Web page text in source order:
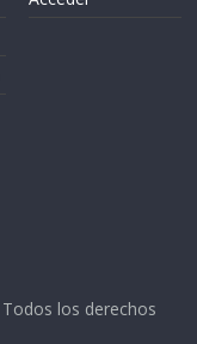
Todos los derechos